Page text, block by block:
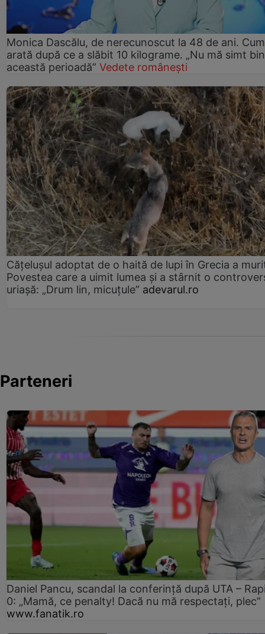
Monica Dascălu, de nerecunoscut la 48 de ani. Cum
arată după ce a slăbit 10 kilograme. „Nu mă simt
această perioadă” Vedete românești
Cățelușul adoptat de o haită de lupi în Grecia a
Povestea care a uimit lumea și a stârnit o
uriașă: „Drum lin, micuțule” adevarul.ro
Parteneri
Daniel Pancu, scandal la conferință după UTA –
0: „Mamă, ce penalty! Dacă nu mă respectați, plec”
www.fanatik.ro